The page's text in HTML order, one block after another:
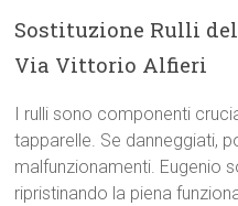
Sostituzione Rulli
Via Vittorio Alfieri
I rulli sono componenti
tapparelle. Se danneggiati,
malfunzionamenti. Eugenio
ripristinando la piena